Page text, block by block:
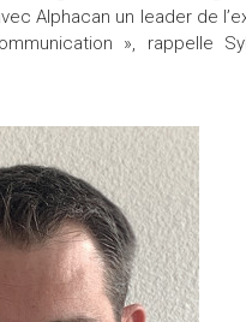
Alphacan un leader de
», rappelle